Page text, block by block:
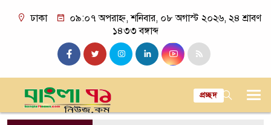
ঢাকা
০৯:০৭ অপরাহ্ন, শনিবার, ০৮ অগাস্ট ২০২৬, ২৪ শ্রাবণ
১৪৩৩ বঙ্গাব্দ
প্রচ্ছদ